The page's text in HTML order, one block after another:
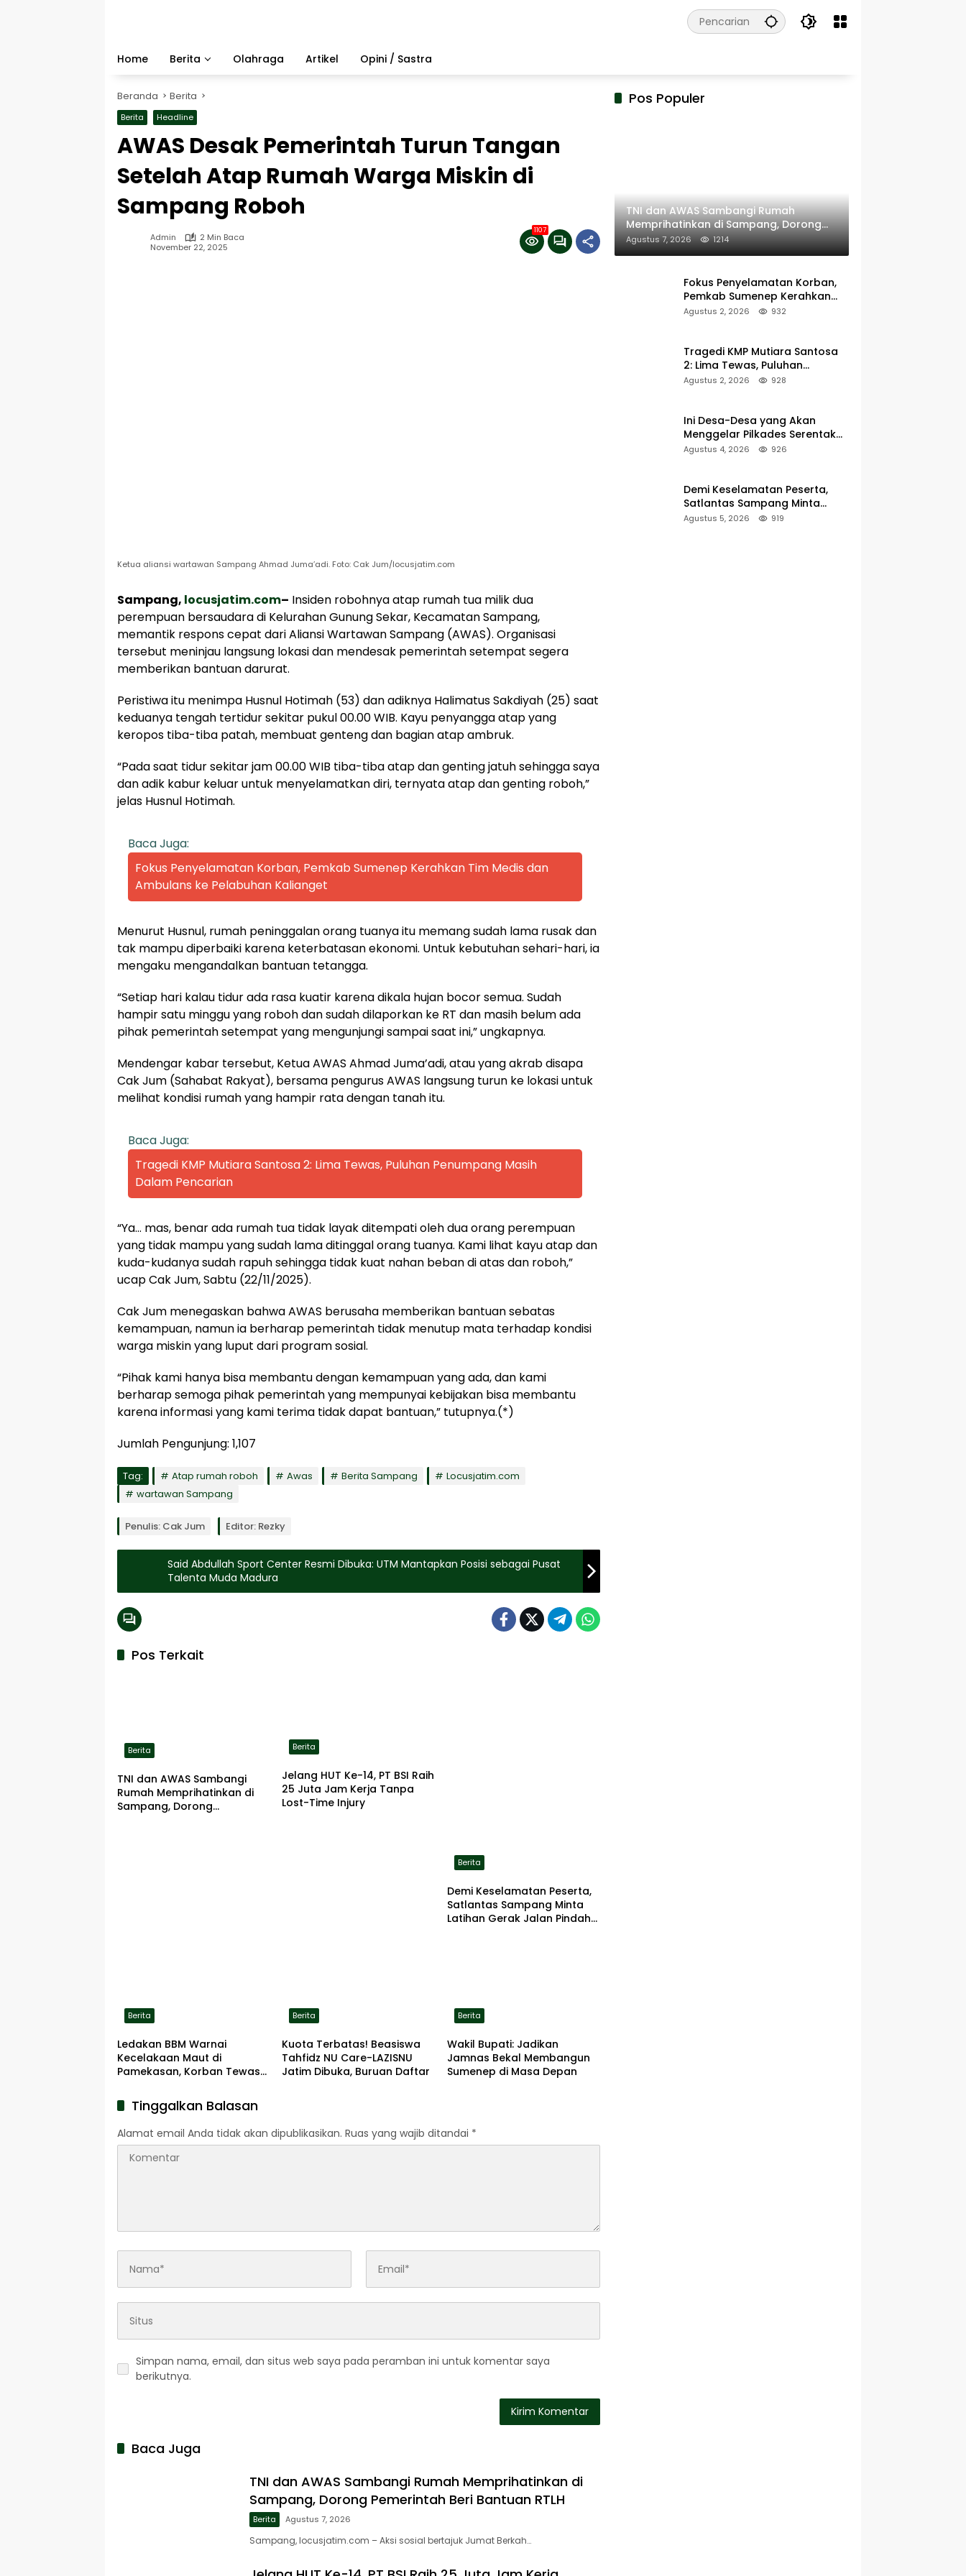
Home
Berita Olahraga Artikel Opini / Sastra
Beranda Berita
Berita Headline
AWAS Desak Pemerintah Turun Tangan
Setelah Atap Rumah Warga Miskin di
Sampang Roboh
Admin
2 Min Baca
November 22, 2025
1107
Ketua aliansi wartawan Sampang Ahmad Juma’adi. Foto: Cak Jum/locusjatim.com
Sampang, locusjatim.com– Insiden robohnya atap rumah tua milik dua
perempuan bersaudara di Kelurahan Gunung Sekar, Kecamatan Sampang,
memantik respons cepat dari Aliansi Wartawan Sampang (AWAS). Organisasi
tersebut meninjau langsung lokasi dan mendesak pemerintah setempat segera
memberikan bantuan darurat.
Peristiwa itu menimpa Husnul Hotimah (53) dan adiknya Halimatus Sakdiyah (25) saat
keduanya tengah tertidur sekitar pukul 00.00 WIB. Kayu penyangga atap yang
keropos tiba-tiba patah, membuat genteng dan bagian atap ambruk.
“Pada saat tidur sekitar jam 00.00 WIB tiba-tiba atap dan genting jatuh sehingga saya
dan adik kabur keluar untuk menyelamatkan diri, ternyata atap dan genting roboh,”
jelas Husnul Hotimah.
Baca Juga:
Fokus Penyelamatan Korban, Pemkab Sumenep Kerahkan Tim Medis dan
Ambulans ke Pelabuhan Kalianget
Menurut Husnul, rumah peninggalan orang tuanya itu memang sudah lama rusak dan
tak mampu diperbaiki karena keterbatasan ekonomi. Untuk kebutuhan sehari-hari, ia
mengaku mengandalkan bantuan tetangga.
“Setiap hari kalau tidur ada rasa kuatir karena dikala hujan bocor semua. Sudah
hampir satu minggu yang roboh dan sudah dilaporkan ke RT dan masih belum ada
pihak pemerintah setempat yang mengunjungi sampai saat ini,” ungkapnya.
Mendengar kabar tersebut, Ketua AWAS Ahmad Juma’adi, atau yang akrab disapa
Cak Jum (Sahabat Rakyat), bersama pengurus AWAS langsung turun ke lokasi untuk
melihat kondisi rumah yang hampir rata dengan tanah itu.
Baca Juga:
Tragedi KMP Mutiara Santosa 2: Lima Tewas, Puluhan Penumpang Masih
Dalam Pencarian
“Ya… mas, benar ada rumah tua tidak layak ditempati oleh dua orang perempuan
yang tidak mampu yang sudah lama ditinggal orang tuanya. Kami lihat kayu atap dan
kuda-kudanya sudah rapuh sehingga tidak kuat nahan beban di atas dan roboh,”
ucap Cak Jum, Sabtu (22/11/2025).
Cak Jum menegaskan bahwa AWAS berusaha memberikan bantuan sebatas
kemampuan, namun ia berharap pemerintah tidak menutup mata terhadap kondisi
warga miskin yang luput dari program sosial.
“Pihak kami hanya bisa membantu dengan kemampuan yang ada, dan kami
berharap semoga pihak pemerintah yang mempunyai kebijakan bisa membantu
karena informasi yang kami terima tidak dapat bantuan,” tutupnya.(*)
Jumlah Pengunjung: 1,107
Tag: Atap rumah roboh Awas Berita Sampang
Locusjatim.com
wartawan Sampang
Penulis: Cak Jum Editor: Rezky
Said Abdullah Sport Center Resmi Dibuka: UTM Mantapkan Posisi sebagai Pusat
Talenta Muda Madura
Pos Terkait
Berita
TNI dan AWAS Sambangi
Rumah Memprihatinkan di
Sampang, Dorong
Berita
Jelang HUT Ke-14, PT BSI Raih
25 Juta Jam Kerja Tanpa
Lost-Time Injury
Berita
Demi Keselamatan Peserta,
Satlantas Sampang Minta
Latihan Gerak Jalan Pindah
Berita
Ledakan BBM Warnai
Kecelakaan Maut di
Pamekasan, Korban Tewas
Berita
Kuota Terbatas! Beasiswa
Tahfidz NU Care-LAZISNU
Jatim Dibuka, Buruan Daftar
Berita
Wakil Bupati: Jadikan
Jamnas Bekal Membangun
Sumenep di Masa Depan
Tinggalkan Balasan
Alamat email Anda tidak akan dipublikasikan. Ruas yang wajib ditandai *
Simpan nama, email, dan situs web saya pada peramban ini untuk komentar saya
berikutnya.
Baca Juga
TNI dan AWAS Sambangi Rumah Memprihatinkan di
Sampang, Dorong Pemerintah Beri Bantuan RTLH
Berita Agustus 7, 2026
Sampang, locusjatim.com – Aksi sosial bertajuk Jumat Berkah…
Pos Populer
TNI dan AWAS Sambangi Rumah
Memprihatinkan di Sampang, Dorong
Pemerintah Beri Bantuan RTLH
Agustus 7, 2026 1214
Fokus Penyelamatan Korban,
Pemkab Sumenep Kerahkan
Tim Medis dan Ambulans ke
Agustus 2, 2026 932
Tragedi KMP Mutiara Santosa
2: Lima Tewas, Puluhan
Penumpang Masih Dalam
Agustus 2, 2026 928
Ini Desa-Desa yang Akan
Menggelar Pilkades Serentak
2027 di Kabupaten Sumenep
Agustus 4, 2026 926
Demi Keselamatan Peserta,
Satlantas Sampang Minta
Latihan Gerak Jalan Pindah ke
Agustus 5, 2026 919